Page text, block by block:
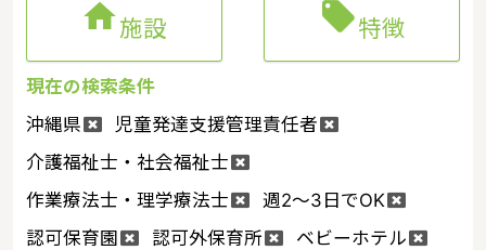
施設 特徴
現在の検索条件
沖縄県
児童発達支援管理責任者
介護福祉士・社会福祉士
作業療法士・理学療法士
週2～3日でOK
認可保育園
認可外保育所
ベビーホテル